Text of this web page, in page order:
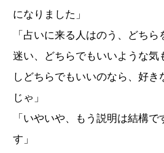
になりました」
「占いに来る人はのう、どち
迷い、どちらでもいいような気
しどちらでもいいのなら、好き
じゃ」
「いやいや、もう説明は結構で
す」